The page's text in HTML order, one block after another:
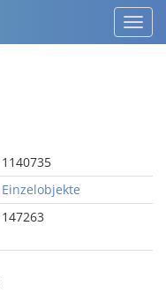
1140735
Einzelobjekte
147263